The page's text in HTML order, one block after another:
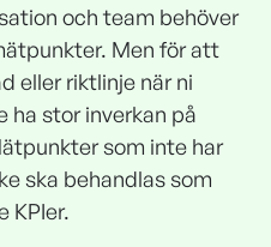
och team behöver
Men för att
eller riktlinje när ni
ha stor inverkan på
som inte har
ska behandlas som
KPIer.